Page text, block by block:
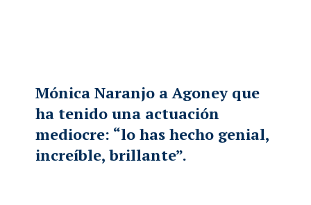
Mónica Naranjo a Agoney que
ha tenido una actuación
mediocre: “lo has hecho genial,
increíble, brillante”.